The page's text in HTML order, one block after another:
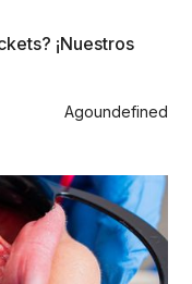
¡Nuestros
Agoundefined